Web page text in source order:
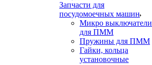
Запчасти для
посудомоечных машин
Микро выключатели
для ПММ
Пружины для ПММ
Гайки, кольца
установочные